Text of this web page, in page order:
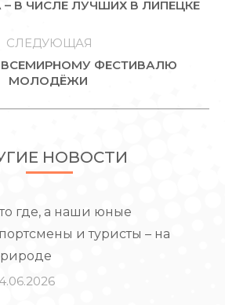
– В ЧИСЛЕ ЛУЧШИХ В ЛИПЕЦКЕ
СЛЕДУЮЩАЯ
Следующая
ВСЕМИРНОМУ ФЕСТИВАЛЮ
МОЛОДЁЖИ
НОВОСТИ
где, а наши юные
и туристы – на